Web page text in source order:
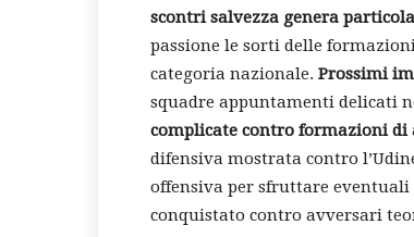
scontri salvezza genera
passione le sorti delle
categoria nazionale. Prossimi
squadre appuntamenti delicati
complicate contro formazioni di
difensiva mostrata contro
offensiva per sfruttare
conquistato contro avversari